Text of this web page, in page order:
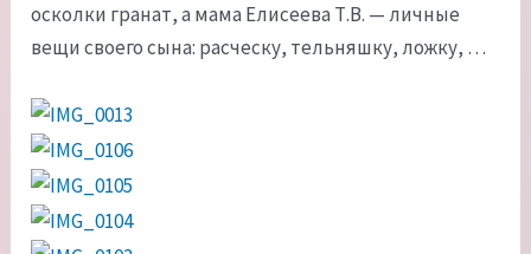
осколки гранат, а мама Елисеева Т.В. — личные
вещи своего сына: расческу, тельняшку, ложку, …